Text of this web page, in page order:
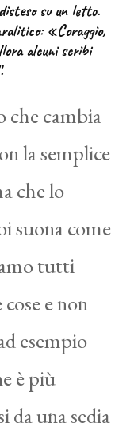
su un letto.
«Coraggio,
alcuni scribi
che cambia
la semplice
che lo
suona come
tutti
e non
esempio
è più
da una sedia